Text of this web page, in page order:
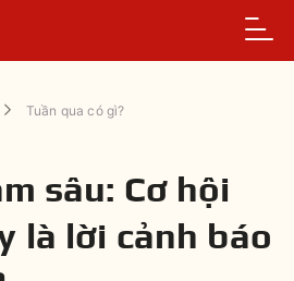
Tuần qua có gì?
sâu: Cơ hội
là lời cảnh báo